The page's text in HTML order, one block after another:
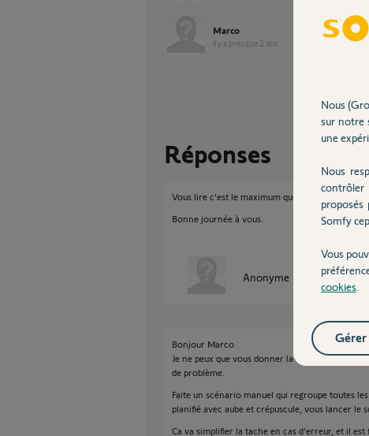
Marco
il y a presque 2 ans
Réponses
Vous lire c'est le maximum que je puisse faire
Bonne journée à vous.
Anonyme il y a presque 2
Bonjour Marco
Je ne peux que vous donner la solution pour
de problème.
Faite un scénario manuel qui regroupe toutes
planifié avec aube et crépuscule, vous lancer le
Ca va simplifier la tache en cas d'erreur, et il
Nous
sur notre
une
Nous
contrôler
Somfy
Vous
cookies